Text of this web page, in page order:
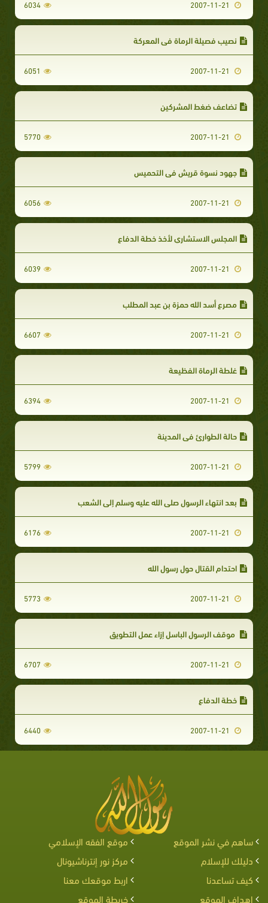
6034
نصيب فصيلة الرماة في المعركة‏
6051
تضاعف ضغط المشركين‏
5770
جهود نسوة قريش في التحميس‏‏
6056
المجلس الاستشاري لأخذ خطة الدفاع‏
6039
مصرع أسد الله حمزة بن عبد المطلب‏
6607
غلطة الرماة الفظيعة‏‏
6394
حالة الطوارئ في المدينة‏‏
5799
بعد انتهاء الرسول صلى الله عليه وسلم إلى الشعب‏‏
6176
احتدام القتال حول رسول الله‏‏
5773
موقف الرسول الباسل إزاء عمل التطويق‏
6707
خطة الدفاع‏
6440
ساهم في نشر الموقع
موقع الفقه الإسلامي
دليلك للإسلام
مركز نور إنترناشيونال
كيف تساعدنا
اربط موقعك معنا
اهداف الموقع
خريطة الموقع